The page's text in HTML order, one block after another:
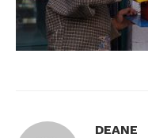
DEANE